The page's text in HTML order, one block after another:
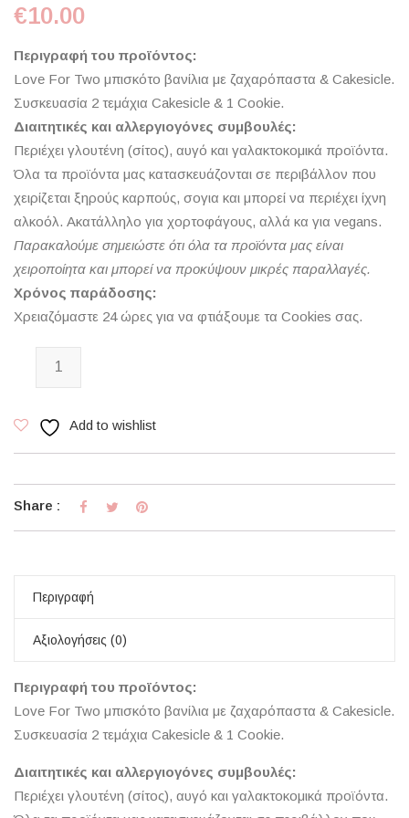
€10.00
Περιγραφή του προϊόντος:
Love For Two μπισκότo βανίλια με ζαχαρόπαστα & Cakesicle.
Συσκευασία 2 τεμάχια Cakesicle & 1 Cookie.
Διαιτητικές και αλλεργιογόνες συμβουλές:
Περιέχει γλουτένη (σίτος), αυγό και γαλακτοκομικά προϊόντα.
Όλα τα προϊόντα μας κατασκευάζονται σε περιβάλλον που
χειρίζεται ξηρούς καρπούς, σογια και μπορεί να περιέχει ίχνη
αλκοόλ. Ακατάλληλο για χορτοφάγους, αλλά κα για vegans.
Παρακαλούμε σημειώστε ότι όλα τα προϊόντα μας είναι
χειροποίητα και μπορεί να προκύψουν μικρές παραλλαγές.
Χρόνος παράδοσης:
Χρειαζόμαστε 24 ώρες για να φτιάξουμε τα Cookies σας.
Love For Two ποσότητα
Add to wishlist
Share :
Περιγραφή
Αξιολογήσεις (0)
Περιγραφή του προϊόντος:
Love For Two μπισκότo βανίλια με ζαχαρόπαστα & Cakesicle.
Συσκευασία 2 τεμάχια Cakesicle & 1 Cookie.
Διαιτητικές και αλλεργιογόνες συμβουλές:
Περιέχει γλουτένη (σίτος), αυγό και γαλακτοκομικά προϊόντα.